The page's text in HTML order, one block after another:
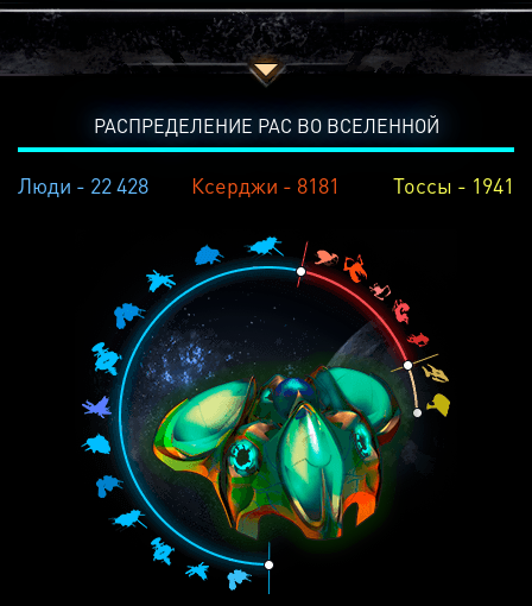
РАСПРЕДЕЛЕНИЕ РАС ВО ВСЕЛЕННОЙ
Люди - 22 428 Ксерджи - 8181 Тоссы - 1941